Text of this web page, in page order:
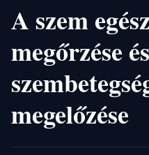
A szem
megőrzése
megelőzése